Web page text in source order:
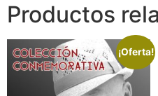
Productos
¡Oferta!